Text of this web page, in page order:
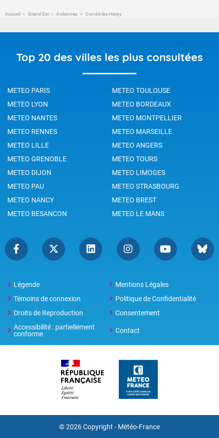
Accueil Grand Est Ardennes Condé-lès-Herpy
Top 20 des villes les plus consultées
METEO PARIS
METEO TOULOUSE
METEO LYON
METEO BORDEAUX
METEO NANTES
METEO MONTPELLIER
METEO RENNES
METEO MARSEILLE
METEO LILLE
METEO ANGERS
METEO GRENOBLE
METEO TOURS
METEO DIJON
METEO LIMOGES
METEO PAU
METEO STRASBOURG
METEO NANCY
METEO BREST
METEO BESANCON
METEO LE MANS
Légende
Mentions Légales
Témoins de connexion
Politique de Confidentialité
Droits de Reproduction
Consentement
Accessibilité : partiellement
conforme
Contact
© 2026 Copyright - Météo-France